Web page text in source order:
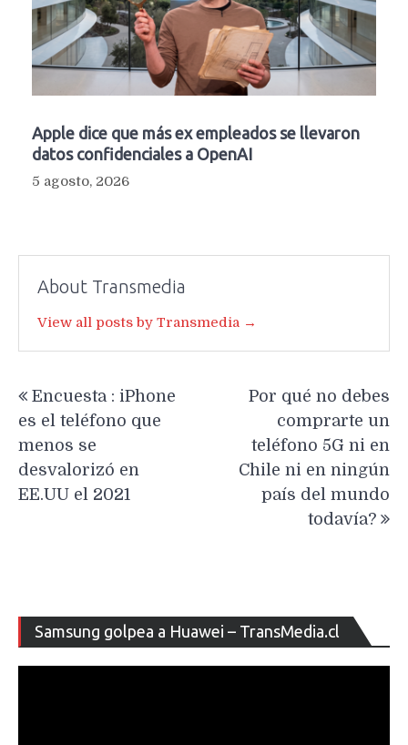
Apple dice que más ex empleados se llevaron
datos confidenciales a OpenAI
5 agosto, 2026
About Transmedia
View all posts by Transmedia →
entradas
Encuesta : iPhone
es el teléfono que
menos se
desvalorizó en
EE.UU el 2021
Por qué no debes
comprarte un
teléfono 5G ni en
Chile ni en ningún
país del mundo
todavía?
Samsung golpea a Huawei – TransMedia.cl
de